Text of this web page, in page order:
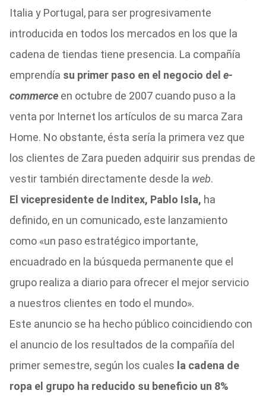
Italia y Portugal, para ser progresivamente
introducida en todos los mercados en los que la
cadena de tiendas tiene presencia. La compañía
emprendía su primer paso en el negocio del e-
commerceen octubre de 2007 cuando puso a la
venta por Internet los artículos de su marca Zara
Home. No obstante, ésta sería la primera vez que
los clientes de Zara pueden adquirir sus prendas de
vestir también directamente desde la web.
El vicepresidente de Inditex, Pablo Isla, ha
definido, en un comunicado, este lanzamiento
como «un paso estratégico importante,
encuadrado en la búsqueda permanente que el
grupo realiza a diario para ofrecer el mejor servicio
a nuestros clientes en todo el mundo».
Este anuncio se ha hecho público coincidiendo con
el anuncio de los resultados de la compañía del
primer semestre, según los cuales la cadena de
ropa el grupo ha reducido su beneficio un 8%